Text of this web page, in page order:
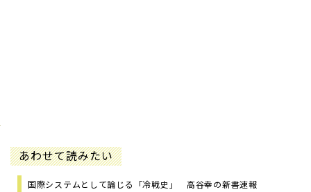
あわせて読みたい
国際システムとして論じる「冷戦史」 高谷幸の新書速報